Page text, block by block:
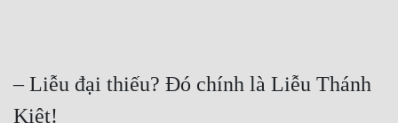
Xa Lộ Dịch
– Liễu đại thiếu? Đó chính là Liễu Thánh
Kiệt!